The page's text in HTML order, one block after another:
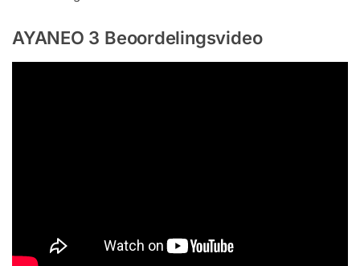
AYANEO 3 Beoordelingsvideo